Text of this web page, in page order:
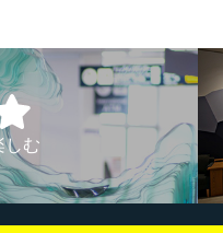
しむ